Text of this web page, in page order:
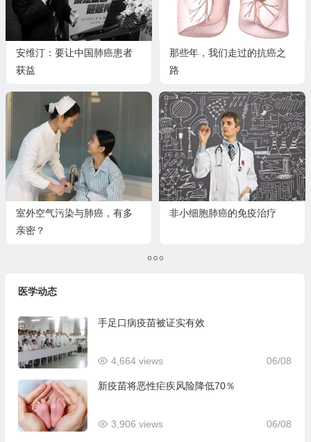
安维汀：要让中国肺癌患者
获益
那些年，我们走过的抗癌之
路
室外空气污染与肺癌，有多
亲密？
非小细胞肺癌的免疫治疗
医学动态
手足口病疫苗被证实有效
06/08
4,664 views
新疫苗将恶性疟疾风险降低70％
06/08
3,906 views